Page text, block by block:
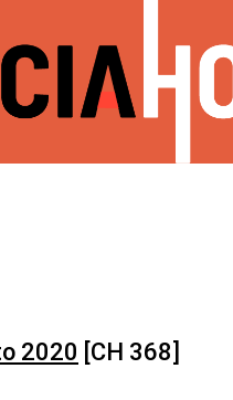
2020 [CH 368]